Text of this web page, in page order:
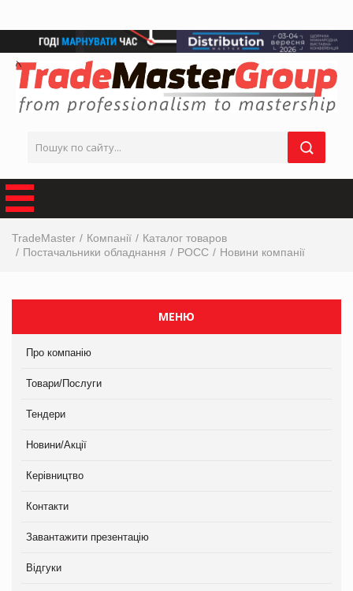
TradeMaster Компанії
Каталог товаров
Постачальники обладнання
РОСС Новини компанії
МЕНЮ
Про компанію
Товари/Послуги
Тендери
Новини/Акції
Керівництво
Контакти
Завантажити презентацію
Відгуки